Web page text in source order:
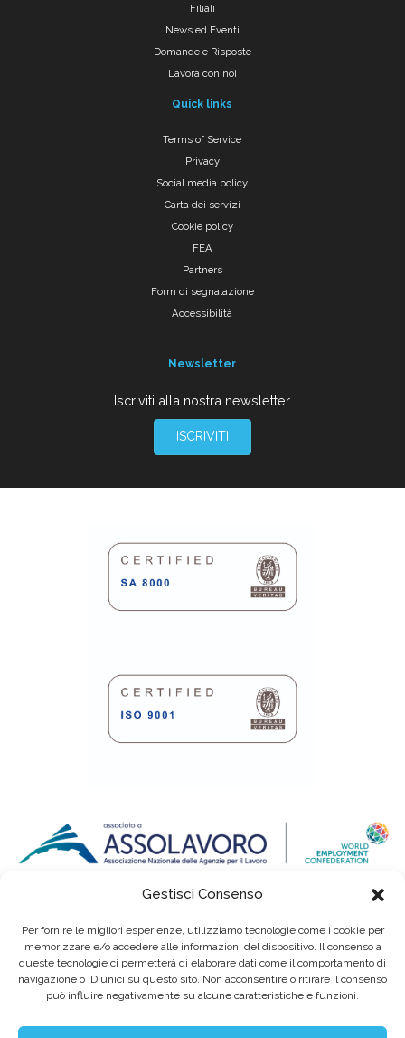
Gestisci Consenso
Per fornire le migliori esperienze, utilizziamo tecnologie come i cookie per
memorizzare e/o accedere alle informazioni del dispositivo. Il consenso a
queste tecnologie ci permetterà di elaborare dati come il comportamento di
navigazione o ID unici su questo sito. Non acconsentire o ritirare il consenso
può influire negativamente su alcune caratteristiche e funzioni.
Filiali
News ed Eventi
Domande e Risposte
Lavora con noi
Quick links
Terms of Service
Privacy
Social media policy
Carta dei servizi
Cookie policy
FEA
Partners
Form di segnalazione
Accessibilità
Newsletter
Iscriviti alla nostra newsletter
ISCRIVITI
Eurointerim S.p.A. Società Benefit / Agenzia per il Lavoro / Cap. Soc. deliberato e
Sede legale: Viale dell'Industria, 60 / 35129 Padova Tel. (+39) 049 89 34 994 / Fax (+39)